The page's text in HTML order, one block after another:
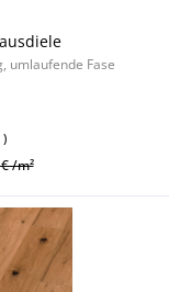
umlaufende Fase
)
/m²